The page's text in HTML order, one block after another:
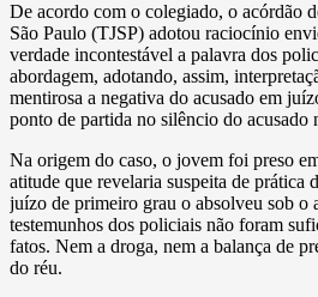
De acordo com o colegiado, o acórdão
São Paulo (TJSP) adotou raciocínio
verdade incontestável a palavra dos
abordagem, adotando, assim,
mentirosa a negativa do acusado em
ponto de partida no silêncio do acusado
Na origem do caso, o jovem foi preso
atitude que revelaria suspeita de prática
juízo de primeiro grau o absolveu sob o
testemunhos dos policiais não foram
fatos. Nem a droga, nem a balança de
do réu.